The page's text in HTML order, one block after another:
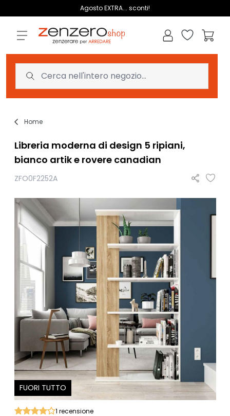
Agosto EXTRA... sconti!
Lista dei
Home
Libreria moderna di design 5 ripiani,
bianco artik e rovere canadian
ZFO0F2252A
FUORI TUTTO
1 recensione